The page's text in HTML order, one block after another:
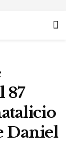
87
Daniel